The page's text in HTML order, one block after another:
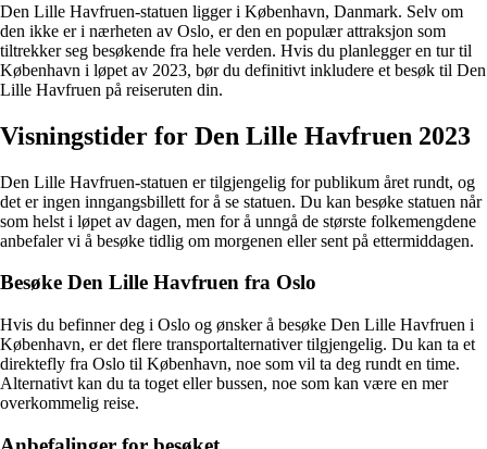
Den Lille Havfruen-statuen ligger i København, Danmark. Selv om
den ikke er i nærheten av Oslo, er den en populær attraksjon som
tiltrekker seg besøkende fra hele verden. Hvis du planlegger en tur til
København i løpet av 2023, bør du definitivt inkludere et besøk til Den
Lille Havfruen på reiseruten din.
Visningstider for Den Lille Havfruen 2023
Den Lille Havfruen-statuen er tilgjengelig for publikum året rundt, og
det er ingen inngangsbillett for å se statuen. Du kan besøke statuen når
som helst i løpet av dagen, men for å unngå de største folkemengdene
anbefaler vi å besøke tidlig om morgenen eller sent på ettermiddagen.
Besøke Den Lille Havfruen fra Oslo
Hvis du befinner deg i Oslo og ønsker å besøke Den Lille Havfruen i
København, er det flere transportalternativer tilgjengelig. Du kan ta et
direktefly fra Oslo til København, noe som vil ta deg rundt en time.
Alternativt kan du ta toget eller bussen, noe som kan være en mer
overkommelig reise.